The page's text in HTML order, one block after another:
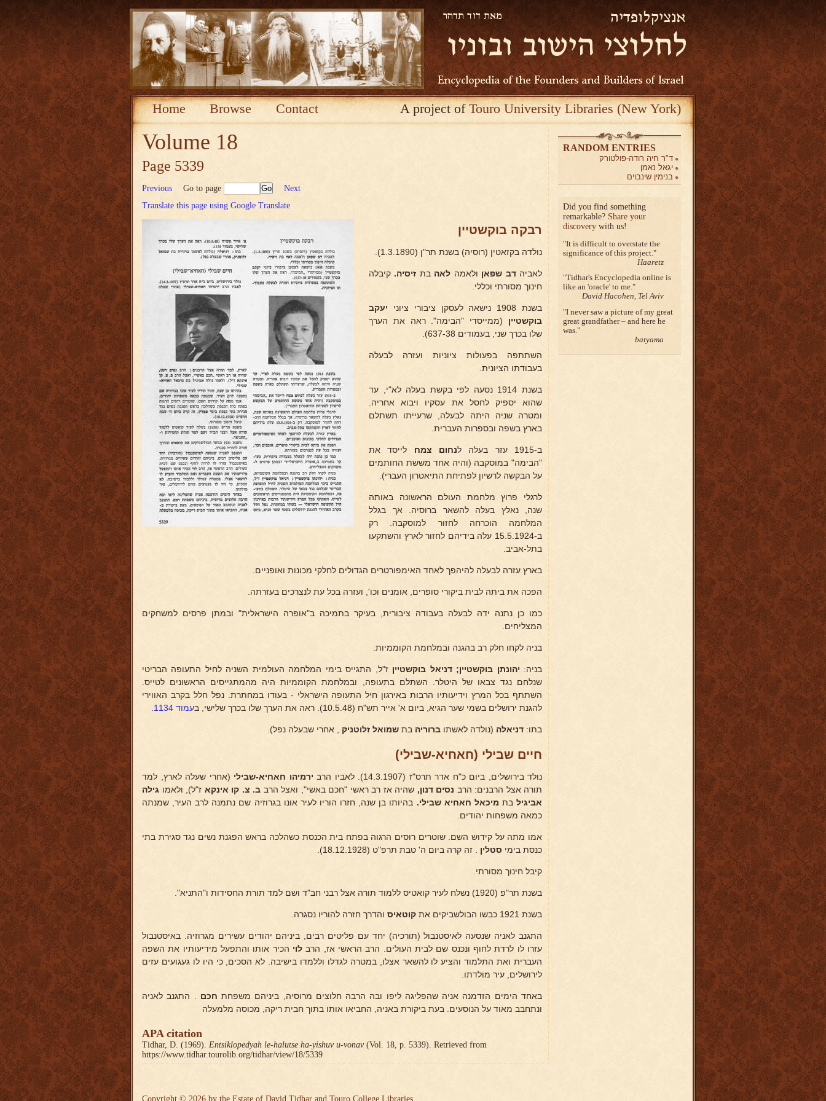
Home Browse Contact A project ofTouro University Libraries (New York)
Volume 18
Page 5339
Previous Go to page
Next
Translate this page using Google Translate
רבקה בוקשטיין
נולדה בקזאטין (רוסיה) בשנת תר"ן (1.3.1890).
לאביהדב שפאן ולאמה לאהבת זיסיה. קיבלה
חינוך מסורתי וכללי.
בשנת 1908 נישאה לעסקן ציבורי ציוני
יעקב
בוקשטיין (ממייסדי "הבימה". ראה את הערך
שלו בכרך שני, בעמודים 637-38).
השתתפה בפעולות ציוניות ועזרה לבעלה
בעבודתו הציונית.
בשנת 1914 נסעה לפי בקשת בעלה לא"י, עד
שהוא יספיק לחסל את עסקיו ויבוא אחריה.
ומטרה שניה היתה לבעלה, שרעייתו תשתלם
בארץ בשפה ובספרות העברית.
ב-1915 עזר בעלה ל נחום צמח לייסד את
"הבימה" במוסקבה (והיה אחד מששת החותמים
על הבקשה לרשיון לפתיחת התיאטרון העברי).
לרגלי פרוץ מלחמת העולם הראשונה באותה
שנה, נאלץ בעלה להשאר ברוסיה. אך בגלל
המלחמה הוכרחה לחזור למוסקבה. רק
ב-15.5.1924 עלה בידיהם לחזור לארץ והשתקעו
בתל-אביב.
בארץ עזרה לבעלה להיהפך לאחד האימפורטרים הגדולים לחלקי מכונות ואופניים.
הפכה את ביתה לבית ביקורי סופרים, אומנים וכו', ועזרה בכל עת לנצרכים בעזרתה.
כמו כן נתנה ידה לבעלה בעבודה ציבורית, בעיקר בתמיכה ב"אופרה הישראלית" ובמתן פרסים למשחקים
המצליחים.
בניה לקחו חלק רב בהגנה ובמלחמת הקוממיות.
בניה: יהונתן בוקשטיין; דניאל בוקשטיין ז"ל, התגייס בימי המלחמה העולמית השניה לחיל התעופה הבריטי
שנלחם נגד צבאו של היטלר. השתלם בתעופה, ובמלחמת הקוממיות היה מהמתגייסים הראשונים לטייס.
השתתף בכל המרץ וידיעותיו הרבות באירגון חיל התעופה הישראלי - בעודו במחתרת. נפל חלל בקרב האווירי
להגנת ירושלים בשמי שער הגיא, ביום א' אייר תש"ח (10.5.48). ראה את הערך שלו בכרך שלישי, ב
עמוד 1134
בתו: דניאלה (נולדה לאשתו ברוריה בת שמואל זלוטניק , אחרי שבעלה נפל).
חיים שבילי (חאחיא-שבילי)
נולד בירושלים, ביום כ"ח אדר תרס"ז (14.3.1907). לאביו הרב ירמיהו חאחיא-שבילי (אחרי שעלה לארץ, למד
תורה אצל הרבנים: הרב נסים דנון, שהיה אז רב ראשי "חכם באשי", ואצל הרב ב. צ. קו אינקא ז"ל), ולאמו גילה
אביגילבת מיכאל חאחיא שבילי. בהיותו בן שנה, חזרו הוריו לעיר אונו בגרוזיה שם נתמנה לרב העיר, שמנתה
כמאה משפחות יהודים.
אמו מתה על קידוש השם. שוטרים רוסים הרגוה בפתח בית הכנסת כשהלכה בראש הפגנת נשים נגד סגירת בתי
כנסת בימי סטלין . זה קרה ביום ה' טבת תרפ"ט (18.12.1928).
קיבל חינוך מסורתי.
בשנת תר"פ (1920) נשלח לעיר קואטיס ללמוד תורה אצל רבני חב"ד ושם למד תורת החסידות ו"התניא".
בשנת 1921 כבשו הבולשביקים את קוטאיס והדרך חזרה להוריו נסגרה.
התגנב לאניה שנסעה לאיסטנבול (תורכיה) יחד עם פליטים רבים, ביניהם יהודים עשירים מגרוזיה. באיסטנבול
עזרו לו לרדת לחוף ונכנס שם לבית העולים. הרב הראשי אז, הרבלוי הכיר אותו והתפעל מידיעותיו את השפה
העברית ואת התלמוד והציע לו להשאר אצלו, במטרה לגדלו וללמדו בישיבה. לא הסכים, כי היו לו געגועים עזים
לירושלים, עיר מולדתו.
באחד הימים הזדמנה אניה שהפליגה ליפו ובה הרבה חלוצים מרוסיה, ביניהם משפחת חכם . התגנב לאניה
ונתחבב מאוד על הנוסעים. בעת ביקורת באניה, החביאו אותו בתוך חבית ריקה, מכוסה מלמעלה
APA citation
Tidhar, D. (1969). Entsiklopedyah le-halutse ha-yishuv u-vonav(Vol. 18, p. 5339). Retrieved from
https://www.tidhar.tourolib.org/tidhar/view/18/5339
RANDOM ENTRIES
ד"ר חיה רודה-פולטורק
יגאל נאמן
בנימין שינבוים
Did you find something
remarkable? Share your
discovery with us!
It is difficult to overstate the
significance of this project.
Haaretz
Tidhar's Encyclopedia online is
like an 'oracle' to me.
David Hacohen, Tel Aviv
I never saw a picture of my great
great grandfather – and here he
was.
batyama
Copyright © 2026 by the Estate of David Tidhar and Touro College Libraries